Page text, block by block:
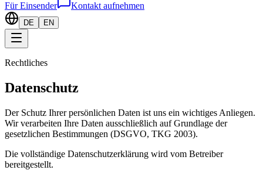
Für Einsender Kontakt aufnehmen
DE EN
Rechtliches
Datenschutz
Der Schutz Ihrer persönlichen Daten ist uns ein wichtiges Anliegen.
Wir verarbeiten Ihre Daten ausschließlich auf Grundlage der
gesetzlichen Bestimmungen (DSGVO, TKG 2003).
Die vollständige Datenschutzerklärung wird vom Betreiber
bereitgestellt.